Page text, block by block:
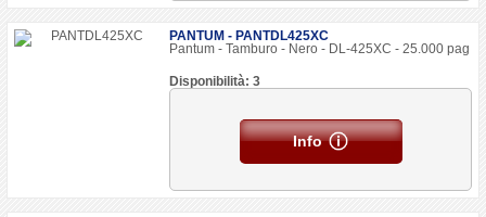
PANTUM - PANTDL425XC
Pantum - Tamburo - Nero - DL-425XC - 25.000 pag
Disponibilità: 3
Info